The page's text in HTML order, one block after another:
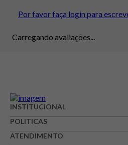
Por favor faça login para
Carregando avaliações...
INSTITUCIONAL
POLITICAS
ATENDIMENTO